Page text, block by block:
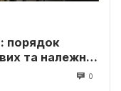
порядок
та належні
0